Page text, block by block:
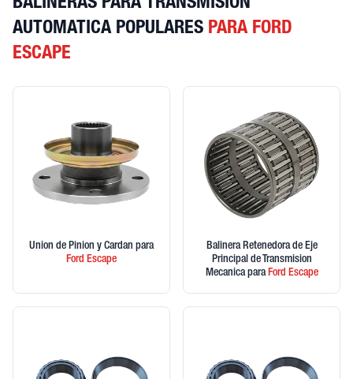
BALINERAS PARA TRANSMISION
AUTOMATICA POPULARES PARA FORD
ESCAPE
Union de Pinion y Cardan para
Ford Escape
Balinera Retenedora de Eje
Principal de Transmision
Mecanica paraFord Escape